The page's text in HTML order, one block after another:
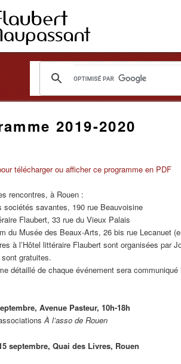
2019-2020
télécharger ou afficher ce programme en PDF
rencontres, à Rouen :
savantes, 190 rue Beauvoisine
Flaubert, 33 rue du Vieux Palais
du Musée des Beaux-Arts, 26 bis rue Lecanuet
à l’Hôtel littéraire Flaubert sont organisées par
gratuites.
détaillé de chaque événement sera
Avenue Pasteur, 10h-18h
À l’asso de Rouen
septembre, Quai des Livres, Rouen